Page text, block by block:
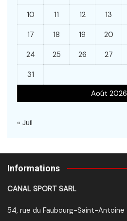
Août 2026
10 11 12 13
17 18 19 20
24 25 26 27
31
« Juil
Informations
CANAL SPORT SARL
54, rue du Faubourg-Saint-Antoine